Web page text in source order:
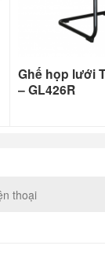
Ghế họp lưới
– GL426R